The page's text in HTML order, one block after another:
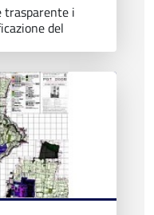
trasparente i
del